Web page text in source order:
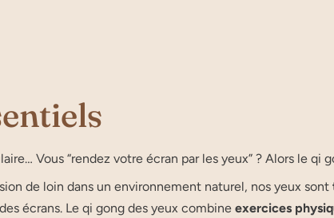
Vous “rendez votre écran par les yeux” ? Alors le qi
de loin dans un environnement naturel, nos yeux sont
écrans. Le qi gong des yeux combine exercices